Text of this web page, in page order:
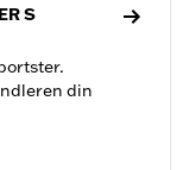
S
din